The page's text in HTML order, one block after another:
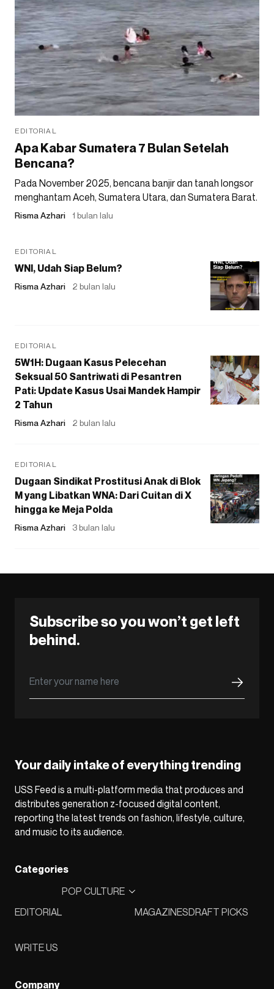
EDITORIAL
Apa Kabar Sumatera 7 Bulan Setelah
Bencana?
Pada November 2025, bencana banjir dan tanah longsor
menghantam Aceh, Sumatera Utara, dan Sumatera Barat.
Risma Azhari 1 bulan lalu
EDITORIAL
WNI, Udah Siap Belum?
Risma Azhari 2 bulan lalu
EDITORIAL
5W1H: Dugaan Kasus Pelecehan
Seksual 50 Santriwati di Pesantren
Pati: Update Kasus Usai Mandek Hampir
2 Tahun
Risma Azhari 2 bulan lalu
EDITORIAL
Dugaan Sindikat Prostitusi Anak di Blok
M yang Libatkan WNA: Dari Cuitan di X
hingga ke Meja Polda
Risma Azhari 3 bulan lalu
Subscribe so you won’t get left
behind.
Your daily intake of everything trending
USS Feed is a multi-platform media that produces and
distributes generation z-focused digital content,
reporting the latest trends on fashion, lifestyle, culture,
and music to its audience.
Categories
EDITORIAL
POP CULTURE
MAGAZINESDRAFT PICKS
WRITE US
Company